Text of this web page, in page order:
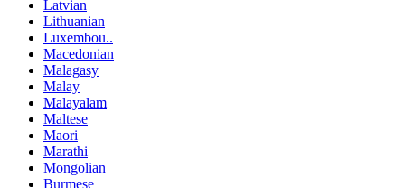
Latvian
Lithuanian
Luxembou..
Macedonian
Malagasy
Malay
Malayalam
Maltese
Maori
Marathi
Mongolian
Burmese